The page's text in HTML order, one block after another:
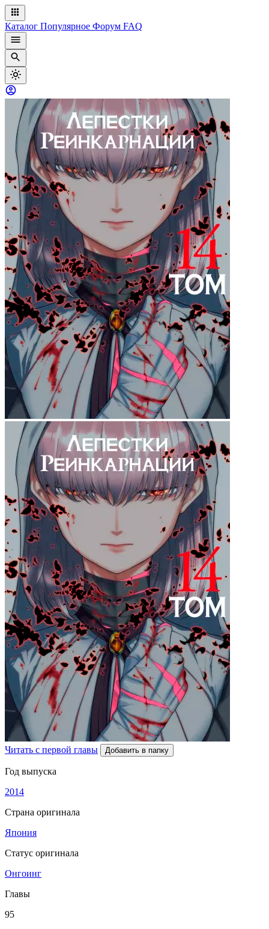
Каталог Популярное Форум FAQ
Читать с первой главы Добавить в папку
Год выпуска
2014
Страна оригинала
Япония
Статус оригинала
Онгоинг
Главы
95